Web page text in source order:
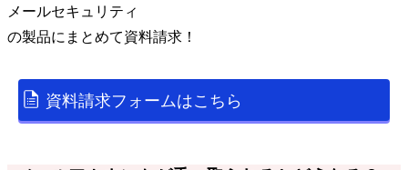
メールセキュリティ
の製品にまとめて資料請求！
資料請求フォームはこちら